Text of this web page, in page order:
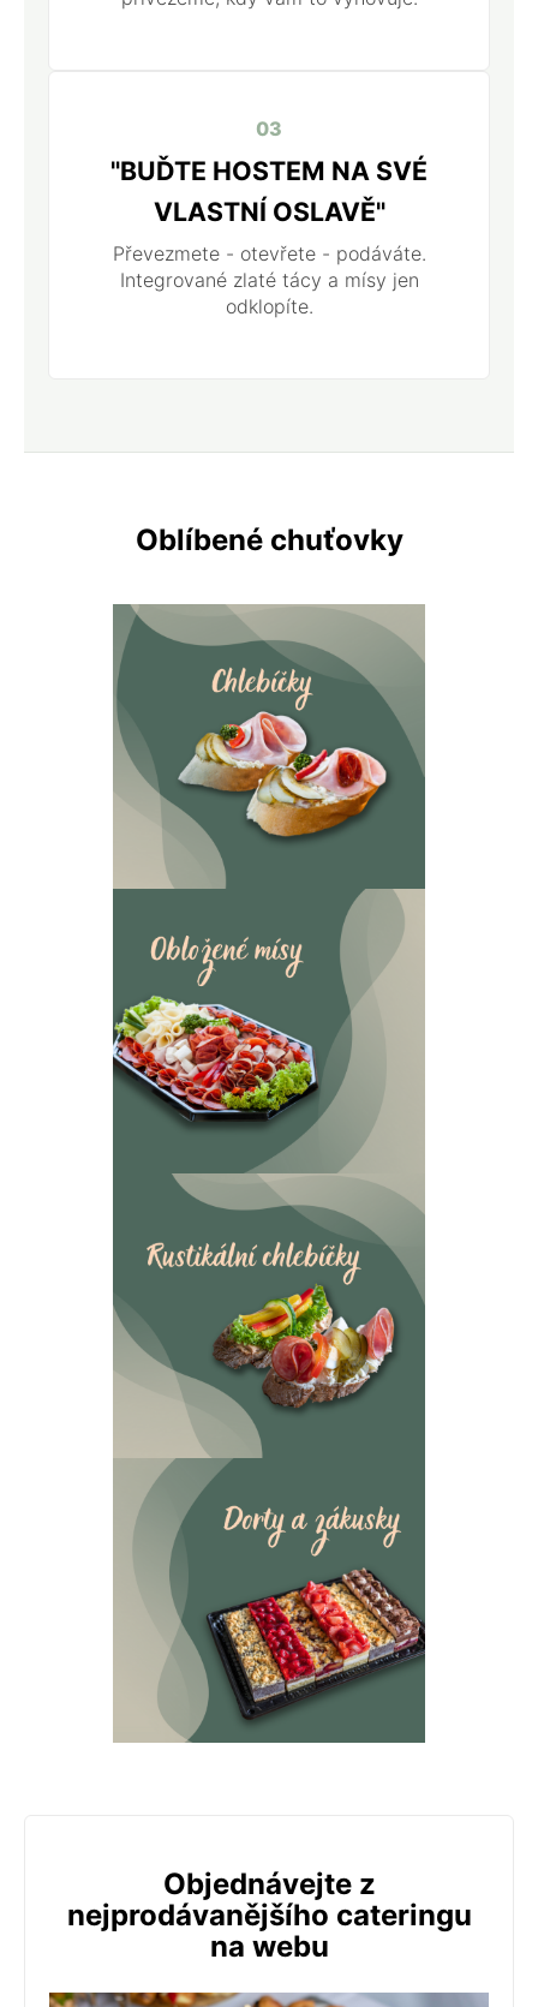
03
"BUĎTE HOSTEM NA SVÉ
VLASTNÍ OSLAVĚ"
Převezmete - otevřete - podáváte.
Integrované zlaté tácy a mísy jen
odklopíte.
Oblíbené chuťovky
Objednávejte z
nejprodávanějšího cateringu
na webu